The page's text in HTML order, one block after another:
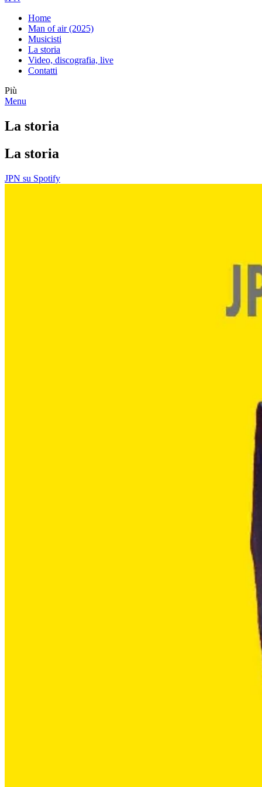
Home
Man of air (2025)
Musicisti
La storia
Video, discografia, live
Contatti
Più
Menu
La storia
La storia
JPN su Spotify